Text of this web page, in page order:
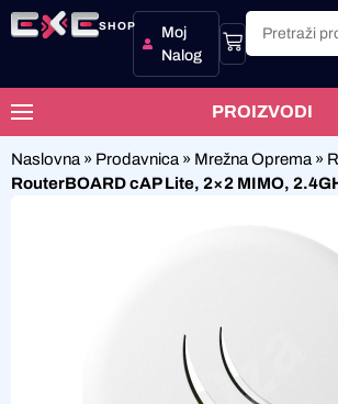
SHOP
Moj
Nalog
PROIZVODI
Naslovna » Prodavnica » Mrežna Oprema »
RouterBOARD cAP Lite, 2×2 MIMO,